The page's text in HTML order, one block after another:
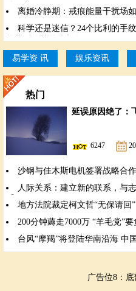
的秘密？
离婚冷静期：戒痕能量干扰场
解读相学印证
科学还是迷信？24个比利的手
格背后隐藏的掌相奥秘
易学资 讯 娱乐资讯
热门
延误原因绝了：
6247
沙钢与佳木斯电机签署战略合
人际关系：建立新的联系，与
系。
地方法院裁定柯文哲“无保请回
200分钟薅走7000万 “羊毛党”
台风“摩羯”将登陆华南沿海 中
广告位8：底